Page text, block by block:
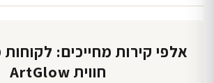
אלפי קירות מחייכים:
חווית ArtGlow